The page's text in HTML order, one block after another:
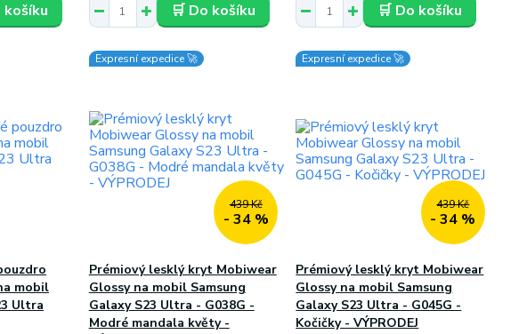
košíku 🛒 Do košíku 🛒 Do košíku
mobil
Ultra
Expresní expedice 🚀
439 Kč
- 34 %
Prémiový lesklý kryt Mobiwear
Glossy na mobil Samsung
Galaxy S23 Ultra - G038G -
Modré mandala květy -
Expresní expedice 🚀
439 Kč
- 34 %
Prémiový lesklý kryt Mobiwear
Glossy na mobil Samsung
Galaxy S23 Ultra - G045G -
Kočičky - VÝPRODEJ